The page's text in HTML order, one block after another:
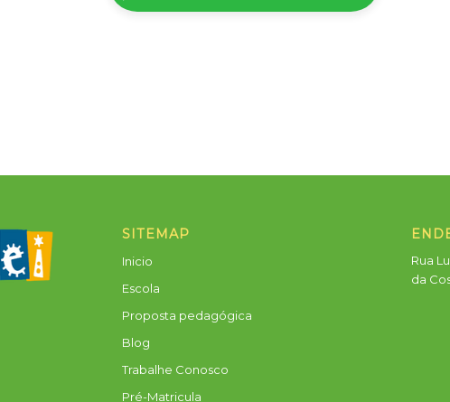
SITEMAP
Inicio
Escola
Proposta pedagógica
Blog
Trabalhe Conosco
Pré-Matricula
Rua
da